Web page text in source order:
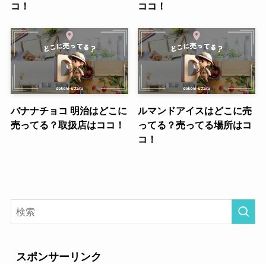
コ！
ココ！
バナナチョコ 明治はどこに
売ってる？取扱店はココ！
ルマンドアイスはどこに売
ってる？売ってる場所はコ
コ！
スポンサーリンク